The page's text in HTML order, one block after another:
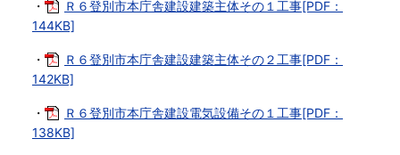
・
Ｒ６登別市本庁舎建設建築主体その１工事[PDF：
144KB]
・
Ｒ６登別市本庁舎建設建築主体その２工事[PDF：
142KB]
・
Ｒ６登別市本庁舎建設電気設備その１工事[PDF：
138KB]